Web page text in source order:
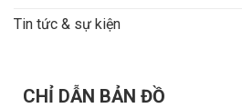
Tin tức & sự kiện
CHỈ DẪN BẢN ĐỒ